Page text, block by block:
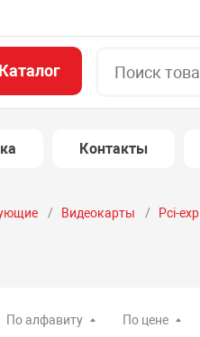
Каталог
Контакты
Видеокарты Pci-exp
По алфавиту По цене